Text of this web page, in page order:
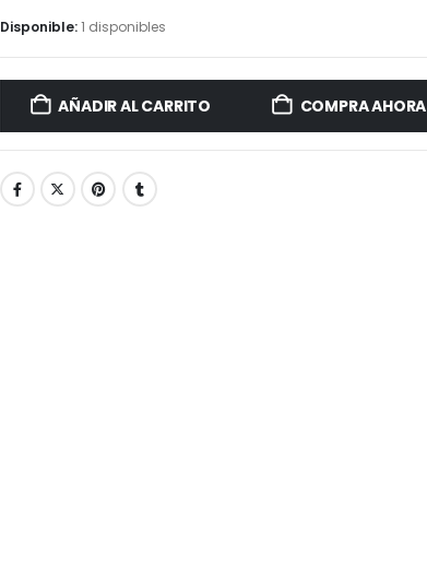
Disponible:1 disponibles
AÑADIR AL CARRITO COMPRA AHORA